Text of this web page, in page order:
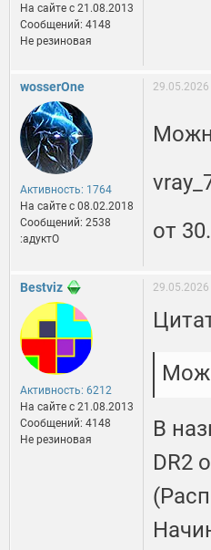
На сайте c 21.08.2013
Сообщений: 4148
Не резиновая
wosserOne
Активность: 1764
На сайте c 08.02.2018
Сообщений: 2538
:адуктО
29.05.2026
от
Bestviz
Активность: 6212
На сайте c 21.08.2013
Сообщений: 4148
Не резиновая
В
DR2